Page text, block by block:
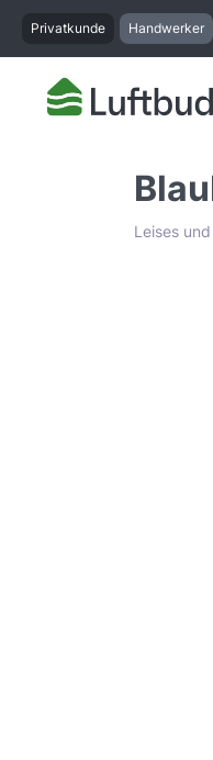
Zur
Privatkunde Handwerker
Leises